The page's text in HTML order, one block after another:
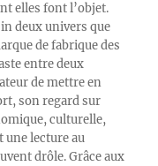
elles font l’objet.
deux univers que
de fabrique des
entre deux
de mettre en
son regard sur
culturelle,
lecture au
drôle. Grâce aux